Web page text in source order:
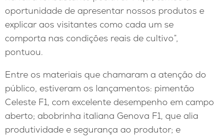
oportunidade de apresentar nossos produtos e
explicar aos visitantes como cada um se
comporta nas condições reais de cultivo”,
pontuou.
Entre os materiais que chamaram a atenção do
público, estiveram os lançamentos: pimentão
Celeste F1, com excelente desempenho em campo
aberto; abobrinha italiana Genova F1, que alia
produtividade e segurança ao produtor; e